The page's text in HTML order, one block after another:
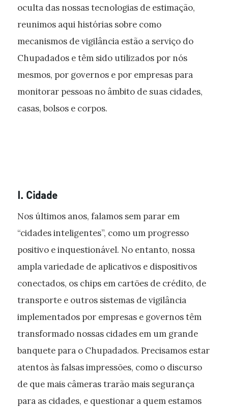
oculta das nossas tecnologias de estimação,
reunimos aqui histórias sobre como
mecanismos de vigilância estão a serviço do
Chupadados e têm sido utilizados por nós
mesmos, por governos e por empresas para
monitorar pessoas no âmbito de suas cidades,
casas, bolsos e corpos.
I. Cidade
Nos últimos anos, falamos sem parar em
“cidades inteligentes”, como um progresso
positivo e inquestionável. No entanto, nossa
ampla variedade de aplicativos e dispositivos
conectados, os chips em cartões de crédito, de
transporte e outros sistemas de vigilância
implementados por empresas e governos têm
transformado nossas cidades em um grande
banquete para o Chupadados. Precisamos estar
atentos às falsas impressões, como o discurso
de que mais câmeras trarão mais segurança
para as cidades, e questionar a quem estamos